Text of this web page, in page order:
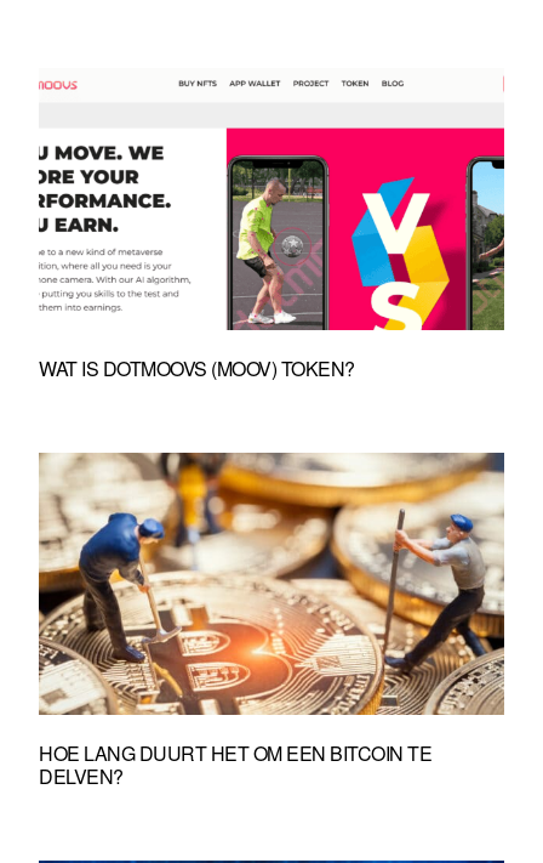
WAT IS DOTMOOVS (MOOV) TOKEN?
HOE LANG DUURT HET OM EEN BITCOIN TE
DELVEN?